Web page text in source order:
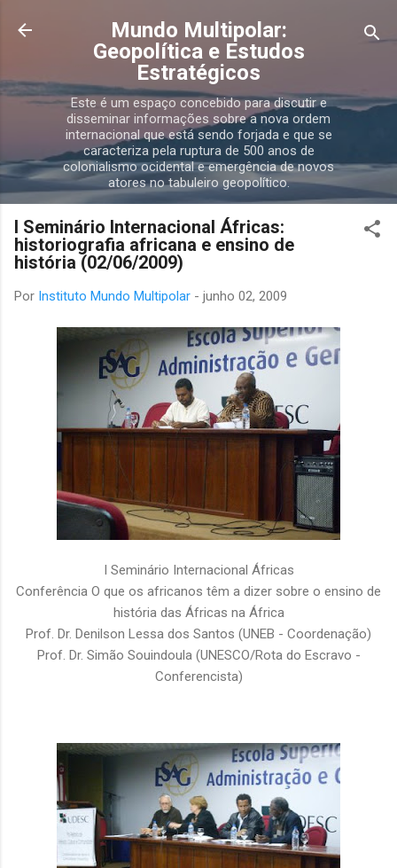
Pular para o conteúdo principal
Mundo Multipolar:
Geopolítica e Estudos
Estratégicos
Este é um espaço concebido para discutir e
disseminar informações sobre a nova ordem
internacional que está sendo forjada e que se
caracteriza pela ruptura de 500 anos de
colonialismo ocidental e emergência de novos
atores no tabuleiro geopolítico.
I Seminário Internacional Áfricas:
historiografia africana e ensino de
história (02/06/2009)
Por Instituto Mundo Multipolar - junho 02, 2009
I Seminário Internacional Áfricas
Conferência O que os africanos têm a dizer sobre o ensino de
história das Áfricas na África
Prof. Dr. Denilson Lessa dos Santos (UNEB - Coordenação)
Prof. Dr. Simão Souindoula (UNESCO/Rota do Escravo -
Conferencista)